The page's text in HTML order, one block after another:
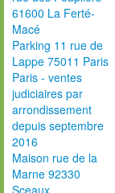
61600 La Ferté-
Macé
Parking 11 rue de
Lappe 75011 Paris
Paris - ventes
judiciaires par
arrondissement
depuis septembre
2016
Maison rue de la
Marne 92330
Sceaux